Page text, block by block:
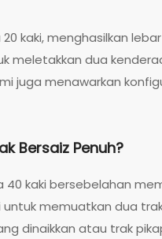
kaki, menghasilkan lebar
meletakkan dua
juga menawarkan
Bersaiz Penuh?
kaki bersebelahan
untuk memuatkan dua
dinaikkan atau trak